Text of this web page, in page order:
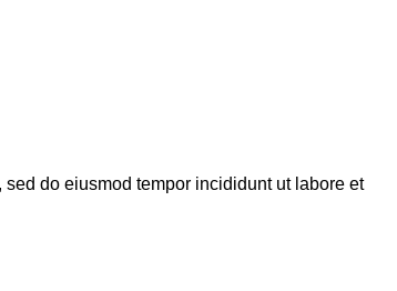
do eiusmod tempor incididunt ut labore et